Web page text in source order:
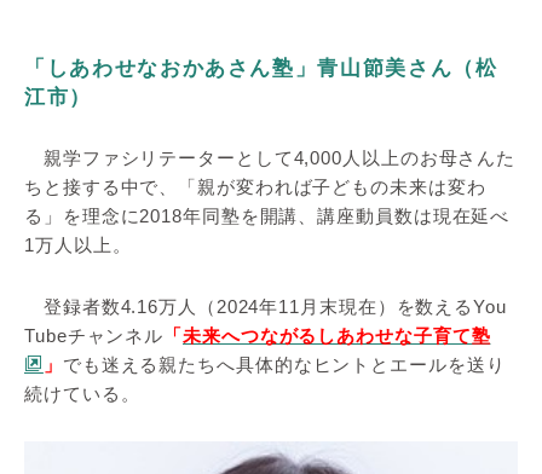
「しあわせなおかあさん塾」青山節美さん（松
江市）
親学ファシリテーターとして4,000人以上のお母さんた
ちと接する中で、「親が変われば子どもの未来は変わ
る」を理念に2018年同塾を開講、講座動員数は現在延べ
1万人以上。
登録者数4.16万人（2024年11月末現在）を数えるYou
Tubeチャンネル 「未来へつながるしあわせな子育て塾
」 でも迷える親たちへ具体的なヒントとエールを送り
続けている。